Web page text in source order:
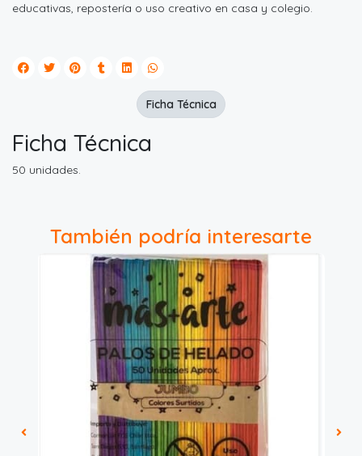
educativas, repostería o uso creativo en casa y colegio.
Ficha Técnica
50 unidades.
Ficha Técnica
También podría interesarte